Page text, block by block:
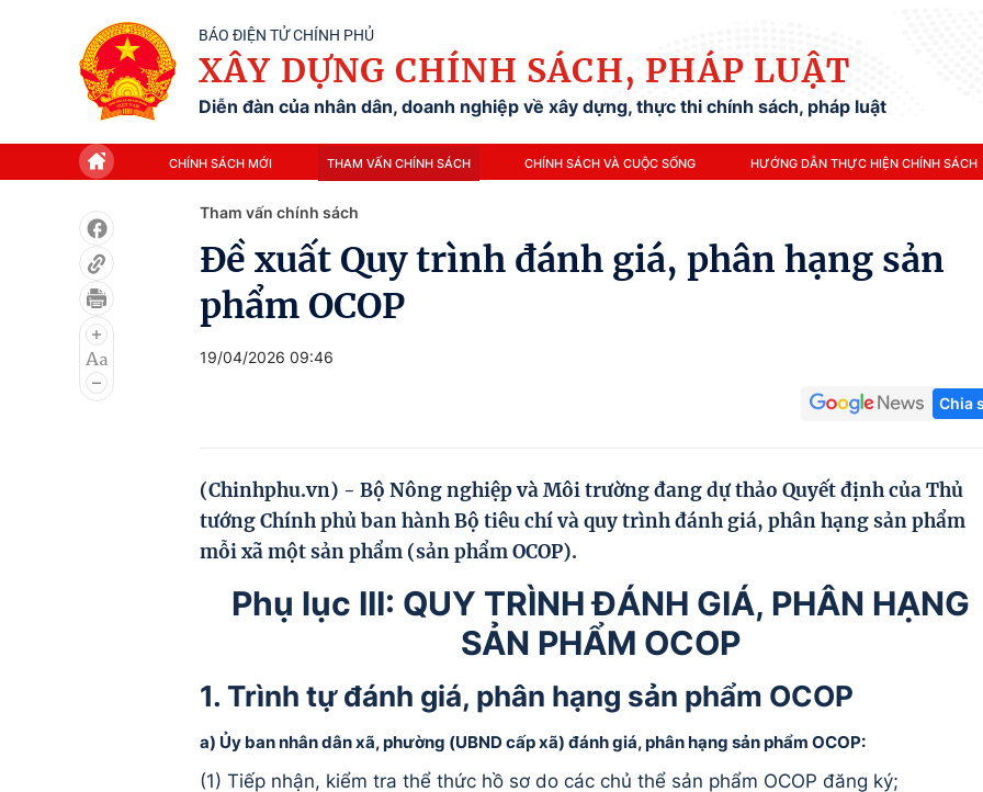
BÁO ĐIỆN TỬ CHÍNH PHỦ
XÂY DỰNG CHÍNH SÁCH, PHÁP LUẬT
Diễn đàn của nhân dân, doanh nghiệp về xây dựng, thực thi chính sách, pháp luật
CHÍNH SÁCH MỚI THAM VẤN CHÍNH SÁCH CHÍNH SÁCH VÀ CUỘC SỐNG HƯỚNG DẪN THỰC HIỆN CHÍNH SÁCH
Tham vấn chính sách
Đề xuất Quy trình đánh giá, phân hạng sản
phẩm OCOP
19/04/2026 09:46
Chia
(Chinhphu.vn) - Bộ Nông nghiệp và Môi trường đang dự thảo Quyết định của Thủ
tướng Chính phủ ban hành Bộ tiêu chí và quy trình đánh giá, phân hạng sản phẩm
mỗi xã một sản phẩm (sản phẩm OCOP).
Phụ lục III: QUY TRÌNH ĐÁNH GIÁ, PHÂN HẠNG
SẢN PHẨM OCOP
1. Trình tự đánh giá, phân hạng sản phẩm OCOP
a) Ủy ban nhân dân xã, phường (UBND cấp xã) đánh giá, phân hạng sản phẩm OCOP:
(1) Tiếp nhận, kiểm tra thể thức hồ sơdo các chủ thể sản phẩm OCOP đăng ký;